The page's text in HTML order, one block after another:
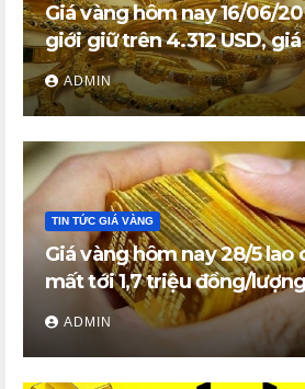
Giá vàng hôm nay 16/06/
giới giữ trên 4.312 USD, giá
vàng nhẫn trong nước đi
ADMIN
TIN TỨC GIÁ VÀNG
Giá vàng hôm nay 28/5 lao
mất tới 1,7 triệu đồng/lượng
ADMIN